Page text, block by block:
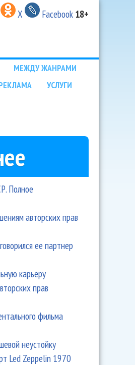
X Facebook 18+
МЕЖДУ ЖАНРАМИ
УСЛУГИ
Полное
авторских прав
ее партнер
карьеру
прав
фильма
неустойку
Led Zeppelin 1970